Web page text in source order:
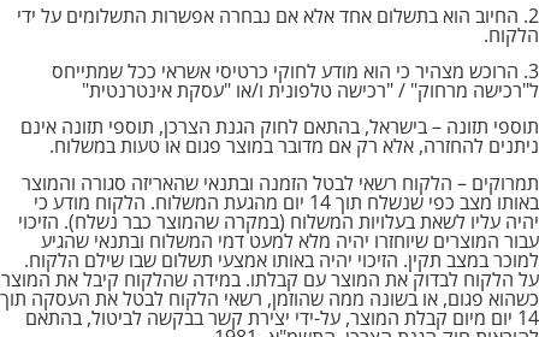
2. החיוב הוא בתשלום אחד אלא אם נבחרה אפשרות התשלומים על ידי
הלקוח.
3. הרוכש מצהיר כי הוא מודע לחוקי כרטיסי אשראי ככל שמתייחס
ל"רכישה מרחוק" / "רכישה טלפונית ו/או "עסקת אינטרנטית"
תוספי תזונה – בישראל, בהתאם לחוק הגנת הצרכן, תוספי תזונה אינם
ניתנים להחזרה, אלא רק אם מדובר במוצר פגום או טעות במשלוח.
תמרוקים – הלקוח רשאי לבטל הזמנה ובתנאי שהאריזה סגורה והמוצר
באותו מצב כפי שנשלח תוך 14 יום מהגעת המשלוח. הלקוח מודע כי
יהיה עליו לשאת בעלויות המשלוח (במקרה שהמוצר כבר נשלח). הזיכוי
עבור המוצרים שיוחזרו יהיה מלא למעט דמי המשלוח ובתנאי שהגיע
למוכר במצב תקין. הזיכוי יהיה באותו אמצעי תשלום שבו שילם הלקוח.
על הלקוח לבדוק את המוצר עם קבלתו. במידה שהלקוח קיבל את המוצר
כשהוא פגום, או בשונה ממה שהוזמן, רשאי הלקוח לבטל את העסקה תוך
14 יום מיום קבלת המוצר, על-ידי יצירת קשר בבקשה לביטול, בהתאם